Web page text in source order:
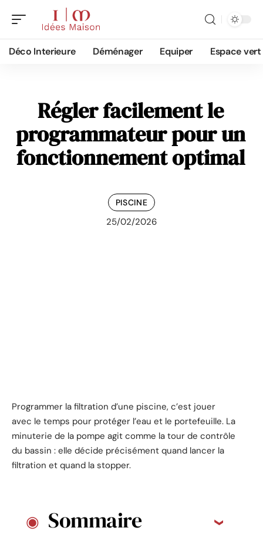
Déco Interieure Déménager Equiper Espace vert
Régler facilement le
programmateur pour un
fonctionnement optimal
PISCINE
25/02/2026
Programmer la filtration d’une piscine, c’est jouer
avec le temps pour protéger l’eau et le portefeuille. La
minuterie de la pompe agit comme la tour de contrôle
du bassin : elle décide précisément quand lancer la
filtration et quand la stopper.
Sommaire